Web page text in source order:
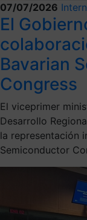
07/07/2026
El
Bavarian
Congress
El viceprimer
Desarrollo
la representación
Semiconductor